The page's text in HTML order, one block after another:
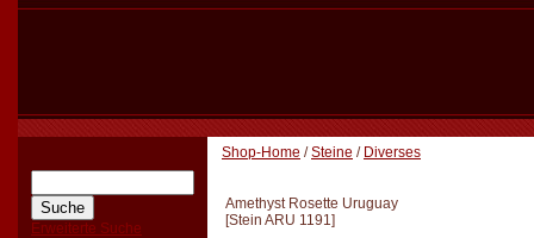
Erweiterte Suche
Shop-Home /Steine / Diverses
Amethyst Rosette Uruguay
[Stein ARU 1191]